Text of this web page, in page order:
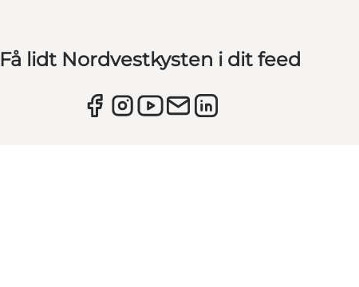
Få lidt Nordvestkysten i dit feed